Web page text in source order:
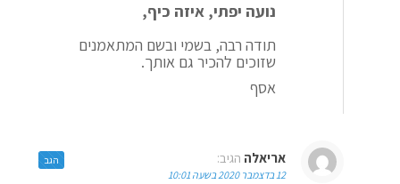
נועה יפתי, איזה כיף,
תודה רבה, בשמי ובשם המתאמנים
שזוכים להכיר גם אותך.
אסף
אריאלה הגיב:
12 בדצמבר 2020 בשעה 10:01
הגב